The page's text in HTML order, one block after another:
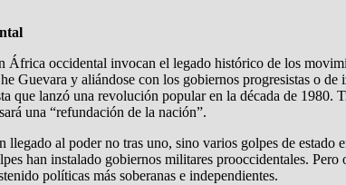
África occidental invocan el legado histórico de los
Guevara y aliándose con los gobiernos progresistas o
que lanzó una revolución popular en la década de
una “refundación de la nación”.
al poder no tras uno, sino varios golpes de
han instalado gobiernos militares prooccidentales.
políticas más soberanas e independientes.